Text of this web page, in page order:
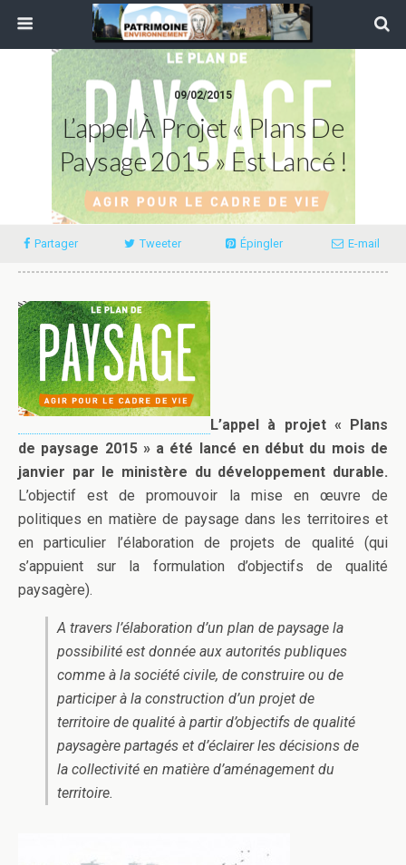
09/02/2015
L’appel À Projet « Plans De
Paysage 2015 » Est Lancé !
Partager Tweeter Épingler E-mail
L’appel à projet « Plans
de paysage 2015 » a été lancé en début du mois de
janvier par le ministère du développement durable.
L’objectif est de promouvoir la mise en œuvre de
politiques en matière de paysage dans les territoires et
en particulier l’élaboration de projets de qualité (qui
s’appuient sur la formulation d’objectifs de qualité
paysagère).
A travers l’élaboration d’un plan de paysage la
possibilité est donnée aux autorités publiques
comme à la société civile, de construire ou de
participer à la construction d’un projet de
territoire de qualité à partir d’objectifs de qualité
paysagère partagés et d’éclairer les décisions de
la collectivité en matière d’aménagement du
territoire.